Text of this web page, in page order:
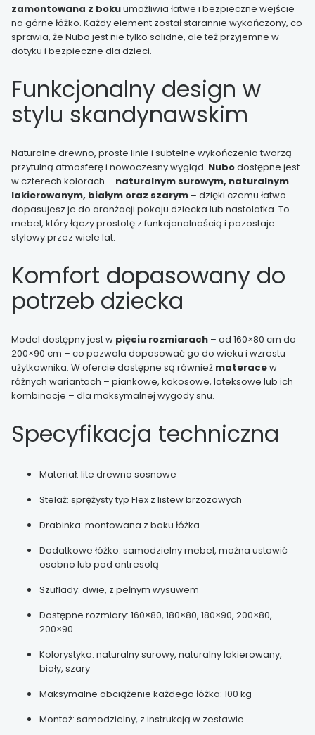
zamontowana z bokuumożliwia łatwe i bezpieczne wejście
na górne łóżko. Każdy element został starannie wykończony, co
sprawia, że Nubo jest nie tylko solidne, ale też przyjemne w
dotyku i bezpieczne dla dzieci.
Funkcjonalny design w
stylu skandynawskim
Naturalne drewno, proste linie i subtelne wykończenia tworzą
przytulną atmosferę i nowoczesny wygląd. Nubodostępne jest
w czterech kolorach – naturalnym surowym, naturalnym
lakierowanym, białym oraz szarym – dzięki czemu łatwo
dopasujesz je do aranżacji pokoju dziecka lub nastolatka. To
mebel, który łączy prostotę z funkcjonalnością i pozostaje
stylowy przez wiele lat.
Komfort dopasowany do
potrzeb dziecka
Model dostępny jest w pięciu rozmiarach – od 160×80 cm do
200×90 cm – co pozwala dopasować go do wieku i wzrostu
użytkownika. W ofercie dostępne są również materacew
różnych wariantach – piankowe, kokosowe, lateksowe lub ich
kombinacje – dla maksymalnej wygody snu.
Specyfikacja techniczna
Materiał: lite drewno sosnowe
Stelaż: sprężysty typ Flex z listew brzozowych
Drabinka: montowana z boku łóżka
Dodatkowe łóżko: samodzielny mebel, można ustawić
osobno lub pod antresolą
Szuflady: dwie, z pełnym wysuwem
Dostępne rozmiary: 160×80, 180×80, 180×90, 200×80,
200×90
Kolorystyka: naturalny surowy, naturalny lakierowany,
biały, szary
Maksymalne obciążenie każdego łóżka: 100 kg
Montaż: samodzielny, z instrukcją w zestawie